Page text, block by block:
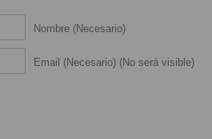
Nombre (Necesario)
Email (Necesario) (No será visible)